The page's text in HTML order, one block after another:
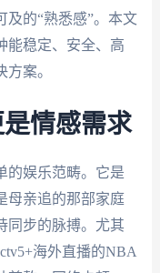
及的“熟悉感”。本文
能稳定、安全、高
案。
情感需求
的娱乐范畴。它是
母亲追的那部家庭
同步的脉搏。尤其
海外直播的NBA